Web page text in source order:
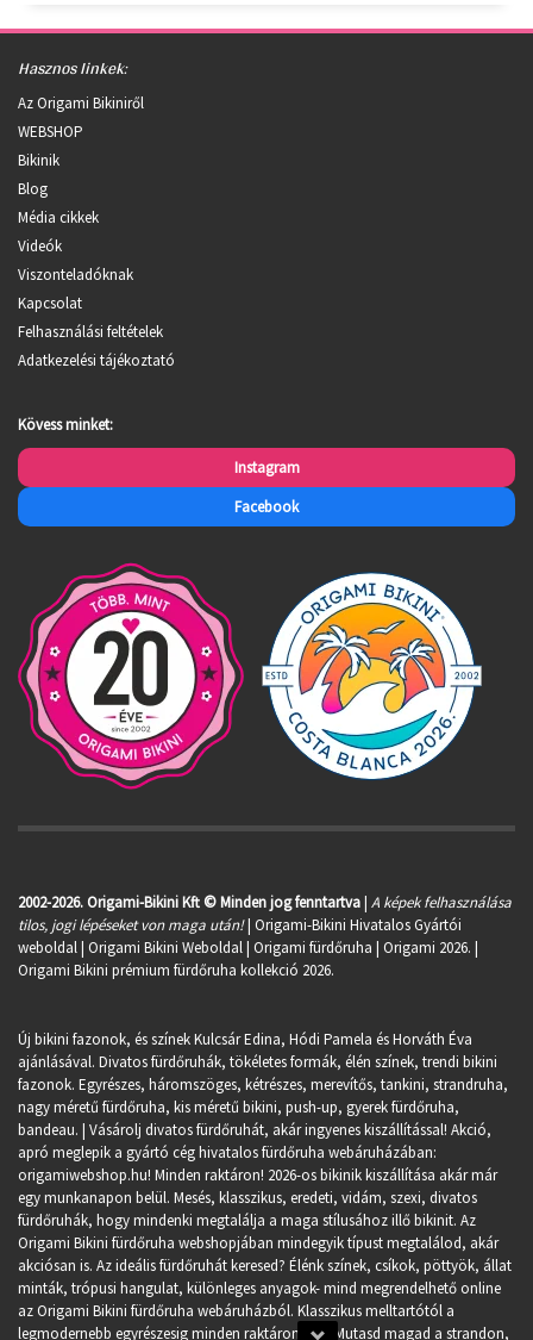
Hasznos linkek:
Az Origami Bikiniről
WEBSHOP
Bikinik
Blog
Média cikkek
Videók
Viszonteladóknak
Kapcsolat
Felhasználási feltételek
Adatkezelési tájékoztató
Kövess minket:
Instagram
Facebook
2002-2026. Origami-Bikini Kft © Minden jog fenntartva| A képek felhasználása
tilos, jogi lépéseket von maga után!| Origami-Bikini Hivatalos Gyártói
weboldal | Origami Bikini Weboldal | Origami fürdőruha | Origami 2026. |
Origami Bikini prémium fürdőruha kollekció 2026.
Új bikini fazonok, és színek Kulcsár Edina, Hódi Pamela és Horváth Éva
ajánlásával. Divatos fürdőruhák, tökéletes formák, élén színek, trendi bikini
fazonok. Egyrészes, háromszöges, kétrészes, merevítős, tankini, strandruha,
nagy méretű fürdőruha, kis méretű bikini, push-up, gyerek fürdőruha,
bandeau. | Vásárolj divatos fürdőruhát, akár ingyenes kiszállítással! Akció,
apró meglepik a gyártó cég hivatalos fürdőruha webáruházában:
origamiwebshop.hu! Minden raktáron! 2026-os bikinik kiszállítása akár már
egy munkanapon belül. Mesés, klasszikus, eredeti, vidám, szexi, divatos
fürdőruhák, hogy mindenki megtalálja a maga stílusához illő bikinit. Az
Origami Bikini fürdőruha webshopjában mindegyik típust megtalálod, akár
akciósan is. Az ideális fürdőruhát keresed? Élénk színek, csíkok, pöttyök, állat
minták, trópusi hangulat, különleges anyagok- mind megrendelhető online
az Origami Bikini fürdőruha webáruházból. Klasszikus melltartótól a
legmodernebb egyrészesig minden raktáron van. Mutasd magad a strandon,